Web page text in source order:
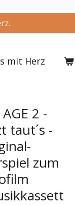
mit Herz
AGE 2 -
taut´s -
zum